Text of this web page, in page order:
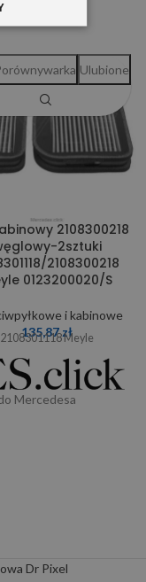
2108300218
2sztuki
2108300218
0123200020/S
i kabinowe
135,87zł
2108301118 Meyle
Ulubione
Mercedesa
Dr Pixel